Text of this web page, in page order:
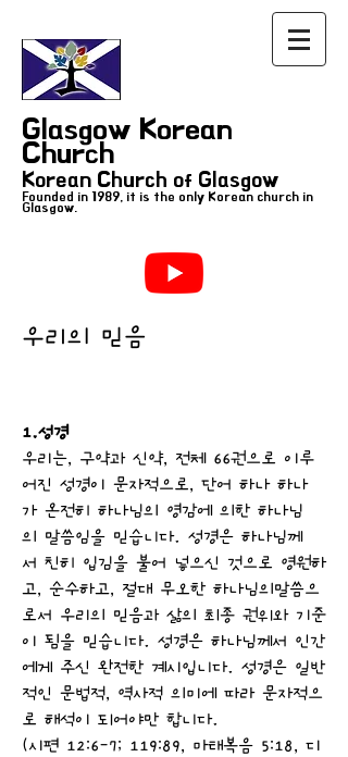
Glasgow Korean
Church
Korean Church of Glasgow
Founded in 1989, it is the only Korean church in
Glasgow.
우리의 믿음
1.성경
우리는, 구약과 신약, 전체 66권으로 이루
어진 성경이 문자적으로, 단어 하나 하나
가 온전히 하나님의 영감에 의한 하나님
의 말씀임을 믿습니다. 성경은 하나님께
서 친히 입김을 불어 넣으신 것으로 영원하
고, 순수하고, 절대 무오한 하나님의말씀으
로서 우리의 믿음과 삶의 최종 권위와 기준
이 됨을 믿습니다. 성경은 하나님께서 인간
에게 주신 완전한 계시입니다. 성경은 일반
적인 문법적, 역사적 의미에 따라 문자적으
로 해석이 되어야만 합니다.
(시편 12:6-7; 119:89, 마태복음 5:18, 디